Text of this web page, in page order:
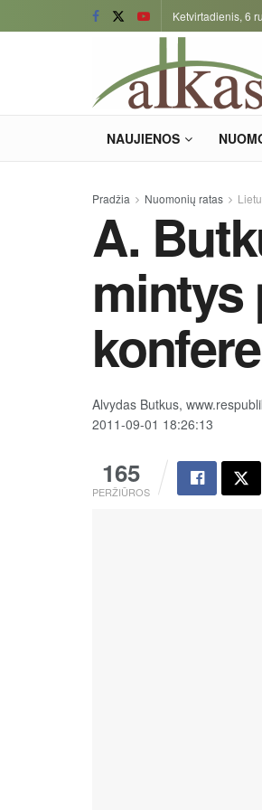
Ketvirtadienis, 6
NAUJIENOS
Pradžia Nuomonių ratas
A.
mintys
Alvydas Butkus,
2011-09-01 18:26:13
165
PERŽIŪROS